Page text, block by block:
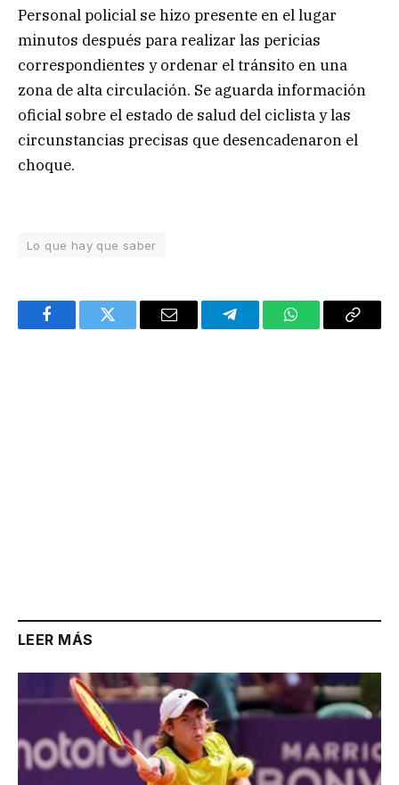
Personal policial se hizo presente en el lugar
minutos después para realizar las pericias
correspondientes y ordenar el tránsito en una
zona de alta circulación. Se aguarda información
oficial sobre el estado de salud del ciclista y las
circunstancias precisas que desencadenaron el
choque.
Lo que hay que saber
FacebookTwitter Email TelegramWhatsAppCopy
LEER MÁS